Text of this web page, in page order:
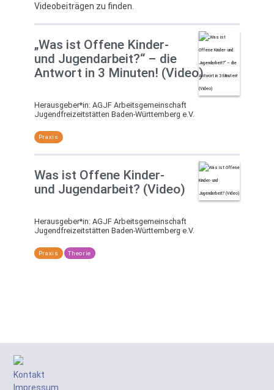
Videobeiträgen zu finden.
„Was ist Offene Kinder-
und Jugendarbeit?“ – die
Antwort in 3 Minuten! (Video)
Herausgeber*in: AGJF Arbeitsgemeinschaft
Jugendfreizeitstätten Baden-Württemberg e.V.
Praxis
Was ist Offene Kinder-
und Jugendarbeit? (Video)
Herausgeber*in: AGJF Arbeitsgemeinschaft
Jugendfreizeitstätten Baden-Württemberg e.V.
Praxis Theorie
Kontakt
Impressum